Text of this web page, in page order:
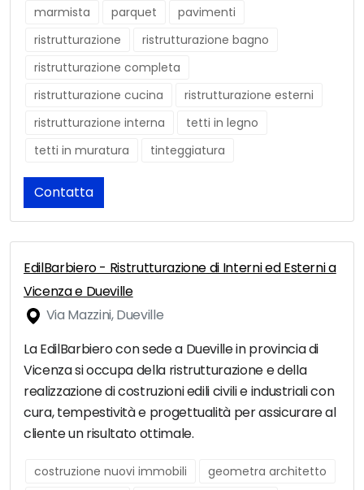
marmista
parquet
pavimenti
ristrutturazione
ristrutturazione bagno
ristrutturazione completa
ristrutturazione cucina
ristrutturazione esterni
ristrutturazione interna
tetti in legno
tetti in muratura
tinteggiatura
Contatta
EdilBarbiero - Ristrutturazione di Interni ed Esterni a
Vicenza e Dueville
Via Mazzini, Dueville
La EdilBarbiero con sede a Dueville in provincia di
Vicenza si occupa della ristrutturazione e della
realizzazione di costruzioni edili civili e industriali con
cura, tempestività e progettualità per assicurare al
cliente un risultato ottimale.
costruzione nuovi immobili
geometra architetto